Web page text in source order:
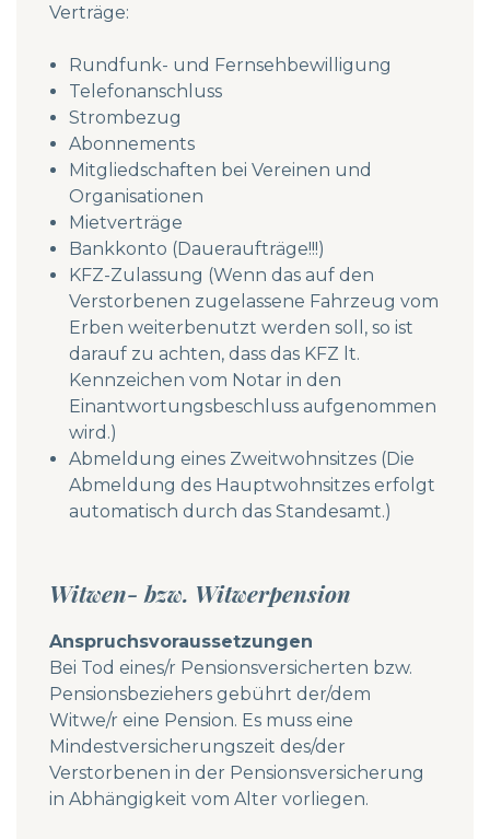
Verträge:
Rundfunk- und Fernsehbewilligung
Telefonanschluss
Strombezug
Abonnements
Mitgliedschaften bei Vereinen und
Organisationen
Mietverträge
Bankkonto (Daueraufträge!!!)
KFZ-Zulassung (Wenn das auf den
Verstorbenen zugelassene Fahrzeug vom
Erben weiterbenutzt werden soll, so ist
darauf zu achten, dass das KFZ lt.
Kennzeichen vom Notar in den
Einantwortungsbeschluss aufgenommen
wird.)
Abmeldung eines Zweitwohnsitzes (Die
Abmeldung des Hauptwohnsitzes erfolgt
automatisch durch das Standesamt.)
Witwen- bzw. Witwerpension
Anspruchsvoraussetzungen
Bei Tod eines/r Pensionsversicherten bzw.
Pensionsbeziehers gebührt der/dem
Witwe/r eine Pension. Es muss eine
Mindestversicherungszeit des/der
Verstorbenen in der Pensionsversicherung
in Abhängigkeit vom Alter vorliegen.